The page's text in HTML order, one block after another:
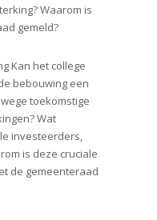
Waarom is
gemeld?
Kan het college
bebouwing een
toekomstige
Wat
investeerders,
is deze cruciale
de gemeenteraad